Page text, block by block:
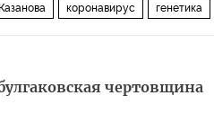
коронавирус генетика
чертовщина